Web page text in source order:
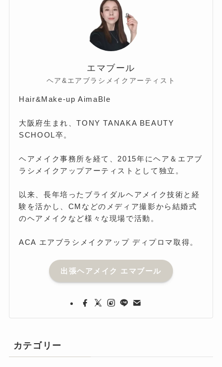
エマブール
ヘア&エアブラシメイクアーティスト
Hair&Make-up AimaBle
大阪府生まれ、TONY TANAKA BEAUTY
SCHOOL卒。
ヘアメイク事務所を経て、2015年にヘア＆エアブ
ラシメイクアップアーティストとして独立。
以来、長年培ったブライダルヘアメイク技術と経
験を活かし、CMなどのメディア撮影から結婚式
のヘアメイクなど様々な現場で活動。
ACA エアブラシメイクアップ ディプロマ取得。
出張ヘアメイク エマブール
カテゴリー